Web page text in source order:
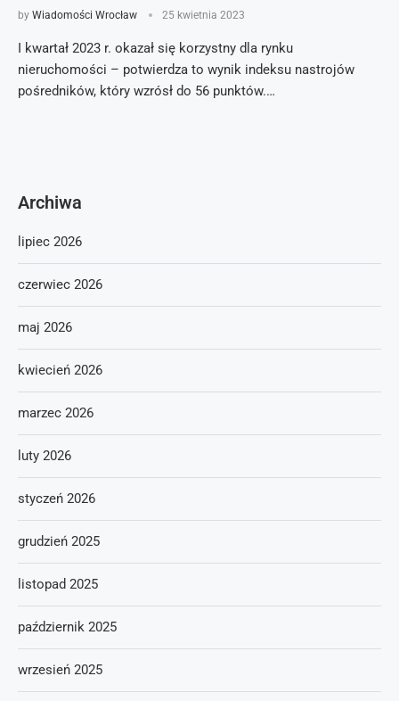
by Wiadomości Wrocław 25 kwietnia 2023
I kwartał 2023 r. okazał się korzystny dla rynku
nieruchomości – potwierdza to wynik indeksu nastrojów
pośredników, który wzrósł do 56 punktów.…
Archiwa
lipiec 2026
czerwiec 2026
maj 2026
kwiecień 2026
marzec 2026
luty 2026
styczeń 2026
grudzień 2025
listopad 2025
październik 2025
wrzesień 2025